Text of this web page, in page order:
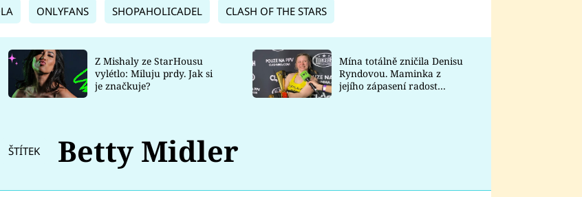
Prima Lajk
Sledujte nás
ONLYFANS SHOPAHOLICADEL CLASH OF THE STARS
Z Mishaly ze StarHousu
vylétlo: Miluju prdy. Jak si
je značkuje?
Mína totálně zničila Denisu
Ryndovou. Maminka z
jejího zápasení radost
ŠTÍTEK Betty Midler